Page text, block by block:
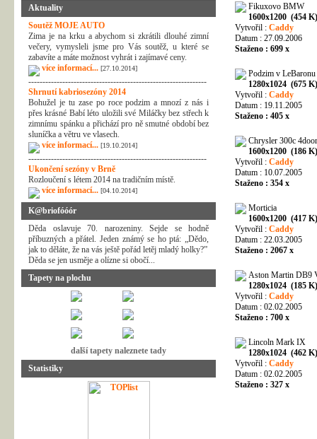
Aktuality
Soutěž MOJE AUTO
Zima je na krku a abychom si zkrátili dlouhé zimní
večery, vymysleli jsme pro Vás soutěž, u které se
zabavíte a máte možnost vyhrát i zajímavé ceny.
více informací... [27.10.2014]
---------------------------------------------------------------
Shrnutí kabriosezóny 2014
Bohužel je tu zase po roce podzim a mnozí z nás i
přes krásné Babí léto uložili své Miláčky bez střech k
zimnímu spánku a přichází pro ně smutné období bez
sluníčka a větru ve vlasech.
více informací... [19.10.2014]
---------------------------------------------------------------
Ukončení sezóny v Brně
Rozloučení s létem 2014 na tradičním místě.
více informací... [04.10.2014]
K@briofóóór
Děda oslavuje 70. narozeniny. Sejde se hodně
příbuzných a přátel. Jeden známý se ho ptá: „Dědo,
jak to děláte, že na vás ještě pořád letěj mladý holky?”
Děda se jen usměje a olízne si obočí...
Tapety na plochu
další tapety naleznete tady
Statistiky
Fikuxovo BMW
1600x1200 (454 K)
Vytvořil : Caddy
Datum : 27.09.2006
Staženo : 699 x
Podzim v LeBaronu
1280x1024 (675 K)
Vytvořil : Caddy
Datum : 19.11.2005
Staženo : 405 x
Chrysler 300c 4door
1600x1200 (186 K)
Vytvořil : Caddy
Datum : 10.07.2005
Staženo : 354 x
Morticia
1600x1200 (417 K)
Vytvořil : Caddy
Datum : 22.03.2005
Staženo : 2067 x
Aston Martin DB9
1280x1024 (185 K)
Vytvořil : Caddy
Datum : 02.02.2005
Staženo : 700 x
Lincoln Mark IX
1280x1024 (462 K)
Vytvořil : Caddy
Datum : 02.02.2005
Staženo : 327 x